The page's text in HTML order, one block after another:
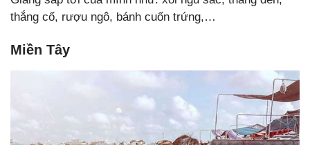
thắng cố, rượu ngô, bánh cuốn trứng,…
Miền Tây